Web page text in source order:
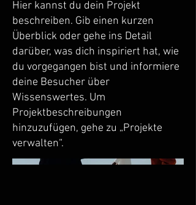
Hier kannst du dein Projekt
beschreiben. Gib einen kurzen
Überblick oder gehe ins Detail
darüber, was dich inspiriert hat, wie
du vorgegangen bist und informiere
deine Besucher über
Wissenswertes. Um
Projektbeschreibungen
hinzuzufügen, gehe zu „Projekte
verwalten“.